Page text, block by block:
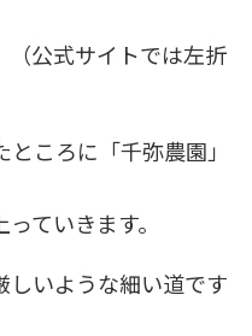
（公式サイトでは左折
ころに「千弥農園」
ていきます。
しいような細い道です